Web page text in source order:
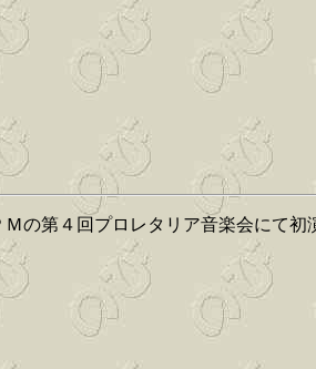
の第４回プロレタリア音楽会にて初